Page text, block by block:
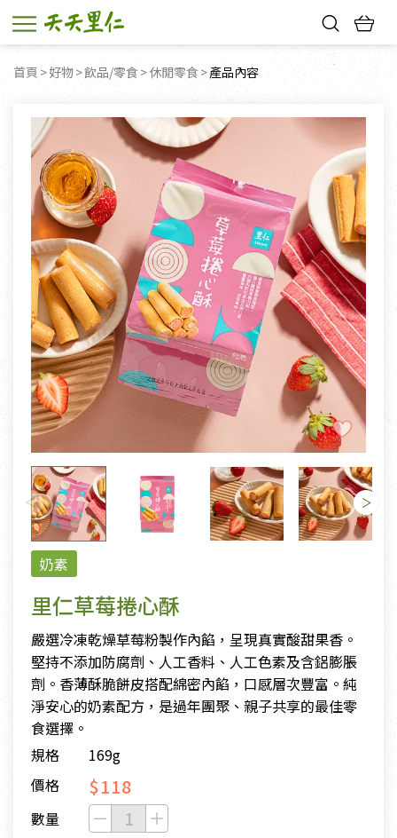
首頁 好物 飲品/零食 休閒零食 目前頁面：
產品內容
奶素
里仁草莓捲心酥
嚴選冷凍乾燥草莓粉製作內餡，呈現真實酸甜果香。
堅持不添加防腐劑、人工香料、人工色素及含鋁膨脹
劑。香薄酥脆餅皮搭配綿密內餡，口感層次豐富。純
淨安心的奶素配方，是過年團聚、親子共享的最佳零
食選擇。
規格
169g
價格
$118
數量